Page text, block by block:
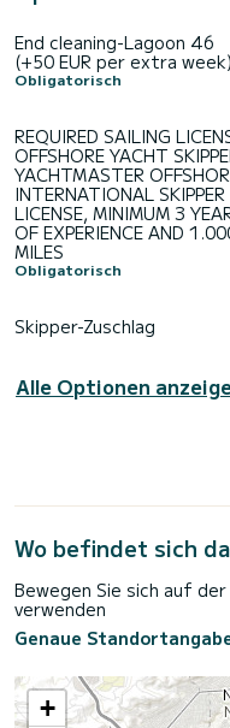
End cleaning-Lagoon 46
(+50 EUR per extra week)
Obligatorisch
REQUIRED SAILING
OFFSHORE YACHT
YACHTMASTER
INTERNATIONAL SKIPPER
LICENSE, MINIMUM 3
OF EXPERIENCE AND
MILES
Obligatorisch
Skipper-Zuschlag
Alle Optionen
Wo befindet sich
Bewegen Sie sich auf
verwenden
Genaue
+